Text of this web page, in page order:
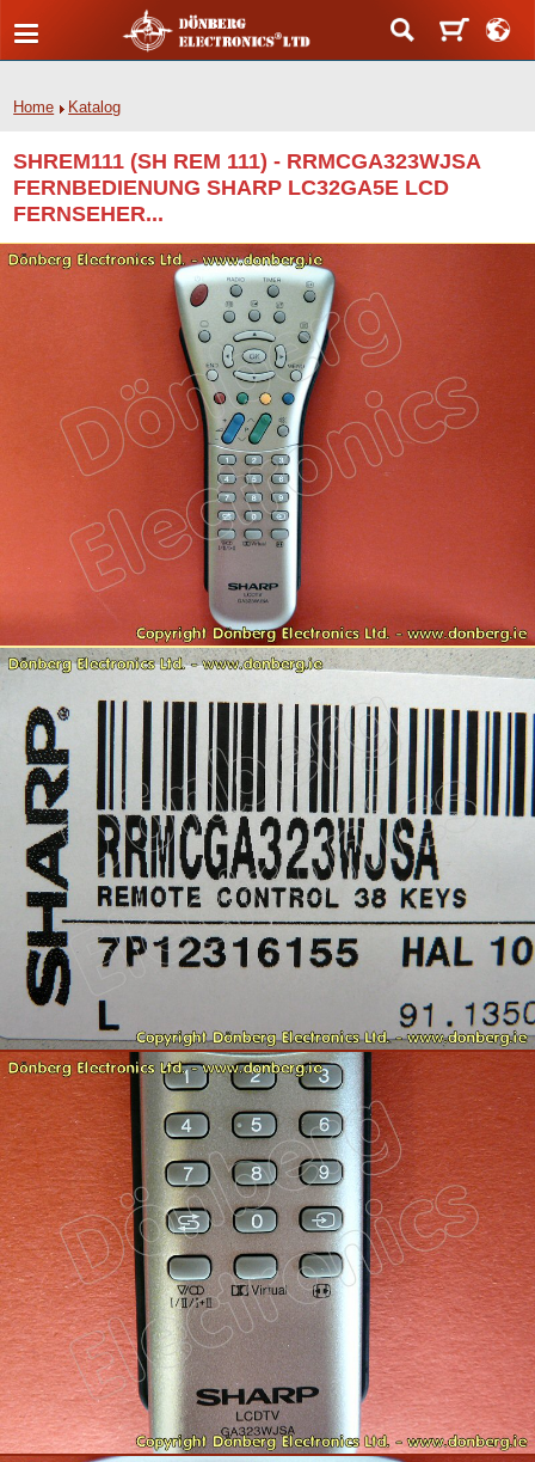
Home Katalog
SHREM111 (SH REM 111) - RRMCGA323WJSA
FERNBEDIENUNG SHARP LC32GA5E LCD
FERNSEHER...